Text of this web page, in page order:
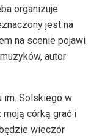
organizuje
jest na
na scenie pojawi
autor
im. Solskiego w
moją córką grać i
wieczór